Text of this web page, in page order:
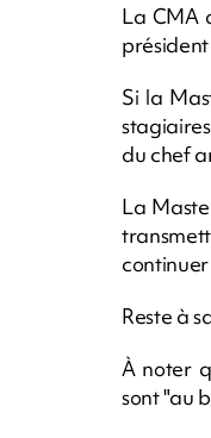
La CMA
Si la
du chef
La
Reste à
À noter
sont "au